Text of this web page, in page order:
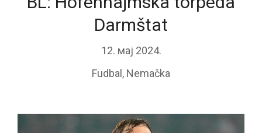
Darmštat
12. мај 2024.
Fudbal , Nemačka